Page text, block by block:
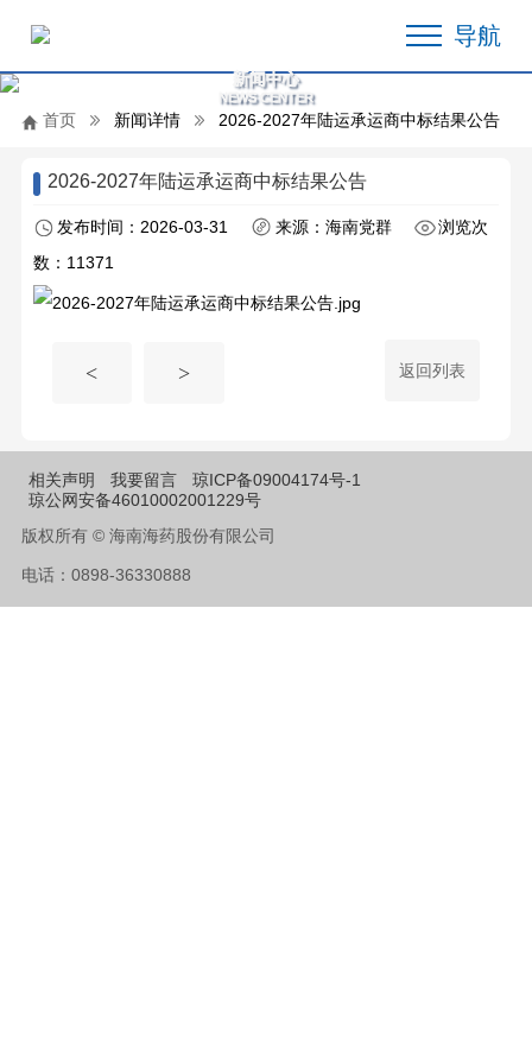
导航
新闻中心
NEWS CENTER
首页 新闻详情 2026-2027年陆运承运商中标结果公告
2026-2027年陆运承运商中标结果公告
发布时间：2026-03-31 来源：海南党群
浏览次
数：11371
< > 返回列表
相关声明 我要留言
琼ICP备09004174号-1
琼公网安备46010002001229号
版权所有 © 海南海药股份有限公司
电话：0898-36330888